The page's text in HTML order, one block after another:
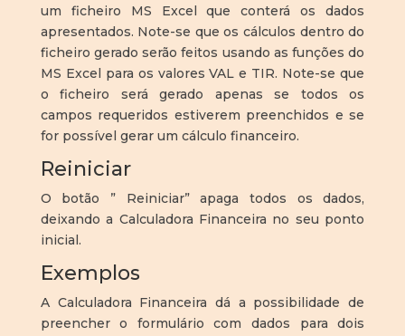
um ficheiro MS Excel que conterá os dados
apresentados. Note-se que os cálculos dentro do
ficheiro gerado serão feitos usando as funções do
MS Excel para os valores VAL e TIR. Note-se que
o ficheiro será gerado apenas se todos os
campos requeridos estiverem preenchidos e se
for possível gerar um cálculo financeiro.
Reiniciar
O botão ” Reiniciar” apaga todos os dados,
deixando a Calculadora Financeira no seu ponto
inicial.
Exemplos
A Calculadora Financeira dá a possibilidade de
preencher o formulário com dados para dois